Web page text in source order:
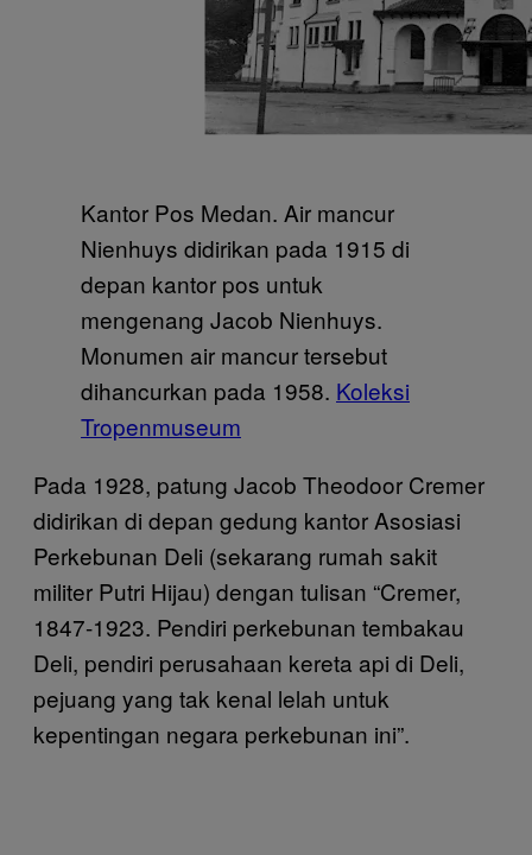
Kantor Pos Medan. Air mancur
Nienhuys didirikan pada 1915 di
depan kantor pos untuk
mengenang Jacob Nienhuys.
Monumen air mancur tersebut
dihancurkan pada 1958. Koleksi
Tropenmuseum
Pada 1928, patung Jacob Theodoor Cremer
didirikan di depan gedung kantor Asosiasi
Perkebunan Deli (sekarang rumah sakit
militer Putri Hijau) dengan tulisan “Cremer,
1847-1923. Pendiri perkebunan tembakau
Deli, pendiri perusahaan kereta api di Deli,
pejuang yang tak kenal lelah untuk
kepentingan negara perkebunan ini”.